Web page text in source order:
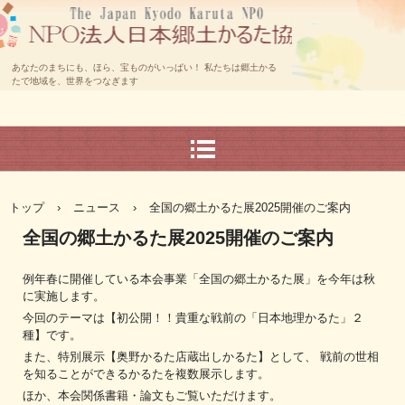
あなたのまちにも、ほら、宝ものがいっぱい！ 私たちは郷土かる
たで地域を、世界をつなぎます
トップ › ニュース › 全国の郷土かるた展2025開催のご案内
全国の郷土かるた展2025開催のご案内
例年春に開催している本会事業「全国の郷土かるた展」を今年は秋
に実施します。
今回のテーマは【初公開！！貴重な戦前の「日本地理かるた」２
種】です。
また、特別展示【奥野かるた店蔵出しかるた】として、 戦前の世相
を知ることができるかるたを複数展示します。
ほか、本会関係書籍・論文もご覧いただけます。